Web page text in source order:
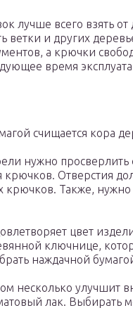
лучше всего взять
ветки и других
а крючки
время
счищается кора
нужно просверлить
крючков. Отверстия
крючков. Также,
цвет
ключнице,
наждачной
несколько улучшит
лак. Выбирать